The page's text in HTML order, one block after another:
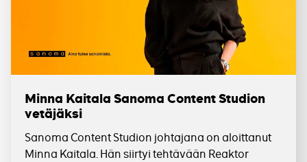
Minna Kaitala Sanoma Content Studion
vetäjäksi
Sanoma Content Studion johtajana on aloittanut
Minna Kaitala. Hän siirtyi tehtävään Reaktor